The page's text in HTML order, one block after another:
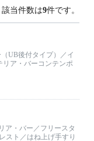
該当件数は9件です。
UB後付タイプ）／イ
ア・バーコンテンポ
ア・バー／フリースタ
スト／はね上げ手すり